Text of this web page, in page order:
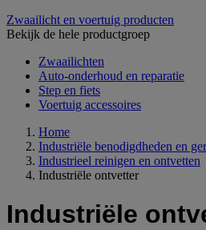
Zwaailicht en voertuig producten
Bekijk de hele productgroep
Zwaailichten
Auto-onderhoud en reparatie
Step en fiets
Voertuig accessoires
Home
Industriële benodigdheden en
Industrieel reinigen en ontvetten
Industriële ontvetter
Industriële